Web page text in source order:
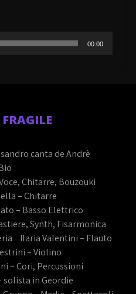
00:00
FRAGILE
canta de Andrè
Chitarre, Bouzouki
– Chitarre
– Basso Elettrico
Synth, Fisarmonica
Ilaria Valentini – Flauto
– Violino
– Cori, Percussioni
solista in Geordie